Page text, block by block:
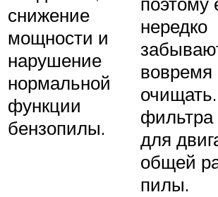
снижение
мощности и
нарушение
нормальной
функции
бензопилы.
нередко
вовремя
фильтра
для
общей
пилы.